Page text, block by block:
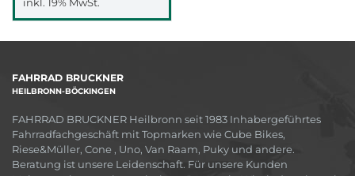
FAHRRAD BRUCKNER
HEILBRONN-BÖCKINGEN
FAHRRAD BRUCKNER Heilbronn seit 1983 Inhabergeführtes
Fahrradfachgeschäft mit Topmarken wie Cube Bikes,
Riese&Müller, Cone , Uno, Van Raam, Puky und andere.
Beratung ist unsere Leidenschaft. Für unsere Kunden